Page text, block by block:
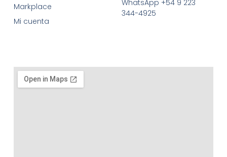
Markplace
Mi cuenta
WhatsApp +54 9 223
344-4925